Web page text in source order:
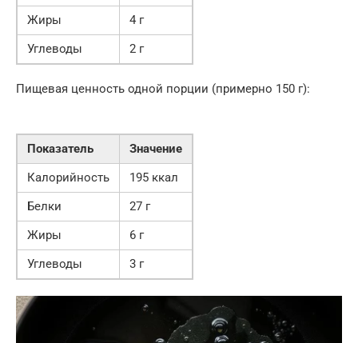
Жиры
4 г
Углеводы
2 г
Пищевая ценность одной порции (примерно 150 г):
Показатель
Значение
Калорийность
195 ккал
Белки
27 г
Жиры
6 г
Углеводы
3 г